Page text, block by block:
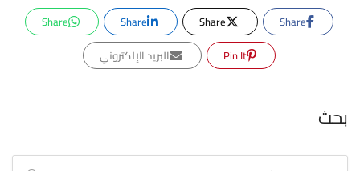
Share
Share
Share
Share
Pin It
البريد الإلكتروني
بحث